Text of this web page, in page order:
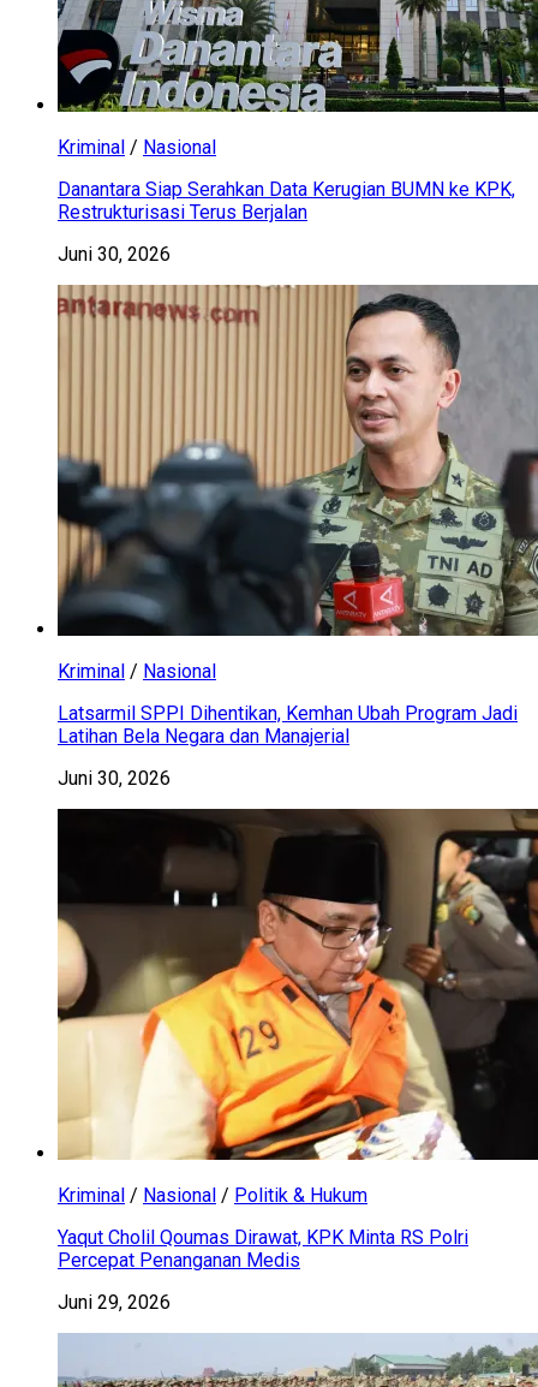
Kriminal / Nasional
Danantara Siap Serahkan Data Kerugian BUMN ke KPK,
Restrukturisasi Terus Berjalan
Juni 30, 2026
Kriminal / Nasional
Latsarmil SPPI Dihentikan, Kemhan Ubah Program Jadi
Latihan Bela Negara dan Manajerial
Juni 30, 2026
Kriminal / Nasional / Politik & Hukum
Yaqut Cholil Qoumas Dirawat, KPK Minta RS Polri
Percepat Penanganan Medis
Juni 29, 2026